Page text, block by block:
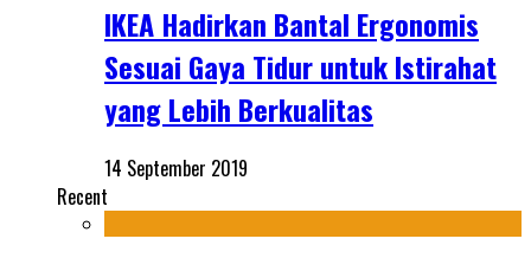
IKEA Hadirkan Bantal Ergonomis
Sesuai Gaya Tidur untuk Istirahat
yang Lebih Berkualitas
14 September 2019
Recent